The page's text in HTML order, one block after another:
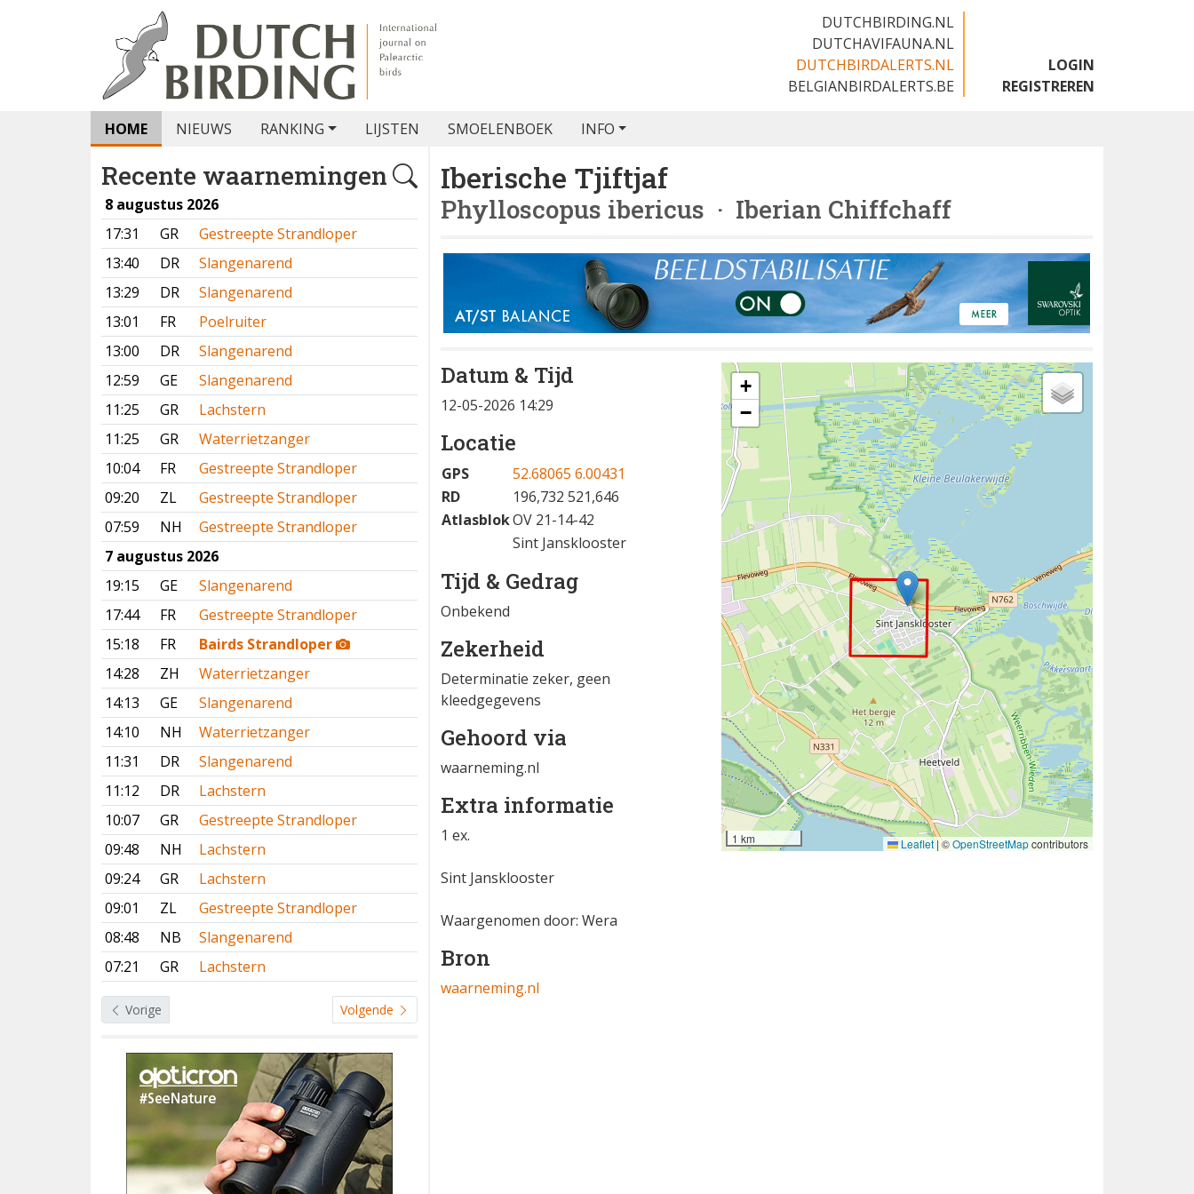
DUTCHBIRDING.NL
DUTCHAVIFAUNA.NL
DUTCHBIRDALERTS.NL
BELGIANBIRDALERTS.BE
LOGIN
REGISTREREN
HOME NIEUWS RANKING LIJSTEN SMOELENBOEK INFO
Recente waarnemingen
8 augustus 2026
17:31
GR
Gestreepte Strandloper
13:40
DR
Slangenarend
13:29
DR
Slangenarend
13:01
FR
Poelruiter
13:00
DR
Slangenarend
12:59
GE
Slangenarend
11:25
GR
Lachstern
11:25
GR
Waterrietzanger
10:04
FR
Gestreepte Strandloper
09:20
ZL
Gestreepte Strandloper
07:59
NH
Gestreepte Strandloper
7 augustus 2026
19:15
GE
Slangenarend
17:44
FR
Gestreepte Strandloper
15:18
FR
Bairds Strandloper
14:28
ZH
Waterrietzanger
14:13
GE
Slangenarend
14:10
NH
Waterrietzanger
11:31
DR
Slangenarend
11:12
DR
Lachstern
10:07
GR
Gestreepte Strandloper
09:48
NH
Lachstern
09:24
GR
Lachstern
09:01
ZL
Gestreepte Strandloper
08:48
NB
Slangenarend
07:21
GR Lachstern
Vorige Volgende
Iberische Tjiftjaf
Phylloscopus ibericus · Iberian Chiffchaff
Datum & Tijd
12-05-2026 14:29
Locatie
GPS
52.68065 6.00431
RD
196,732 521,646
AtlasblokOV 21-14-42
Sint Jansklooster
Tijd & Gedrag
Onbekend
Zekerheid
Determinatie zeker, geen
kleedgegevens
Gehoord via
waarneming.nl
Extra informatie
1 ex.
Sint Jansklooster
Waargenomen door: Wera
Bron
waarneming.nl
+
−
1 km Leaflet | ©OpenStreetMapcontributors